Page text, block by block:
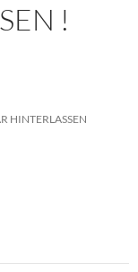
!
HINTERLASSEN